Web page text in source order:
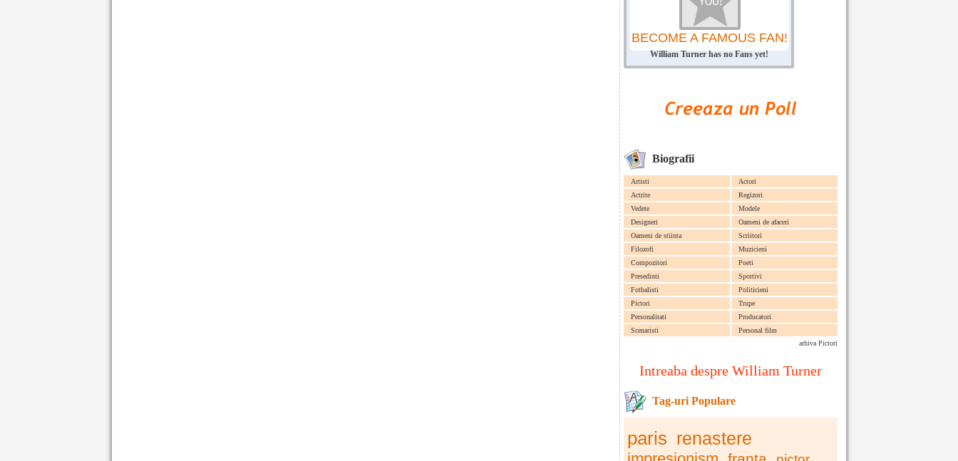
BECOME A FAMOUS FAN!
William Turner has no Fans yet!
Biografii
Artisti
Actori
Actrite
Regizori
Vedete
Modele
Designeri
Oameni de afaceri
Oameni de stiinta
Scriitori
Filozofi
Muzicieni
Compozitori
Poeti
Presedinti
Sportivi
Fotbalisti
Politicieni
Pictori
Trupe
Personalitati
Producatori
Scenaristi
Personal film
arhiva Pictori
Intreaba despre William Turner
Tag-uri Populare
paris renastere